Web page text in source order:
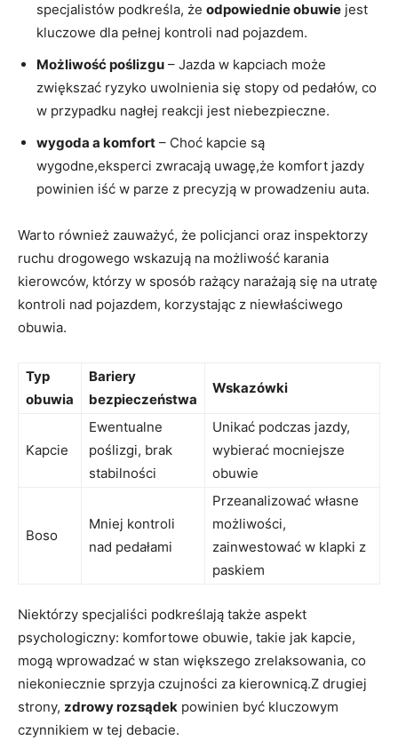
specjalistów podkreśla, że odpowiednie obuwie jest
kluczowe dla pełnej kontroli nad pojazdem.
Możliwość poślizgu – Jazda w kapciach może
zwiększać ryzyko uwolnienia się stopy od pedałów, co
w przypadku nagłej reakcji jest niebezpieczne.
wygoda a komfort – Choć kapcie są
wygodne,eksperci zwracają uwagę,że komfort jazdy
powinien iść w parze z precyzją w prowadzeniu auta.
Warto również zauważyć, że policjanci oraz inspektorzy
ruchu drogowego wskazują na możliwość karania
kierowców, którzy w sposób rażący narażają się na utratę
kontroli nad pojazdem, korzystając z niewłaściwego
obuwia.
Typ
obuwia
Bariery
bezpieczeństwa
Wskazówki
Kapcie
Ewentualne
poślizgi, brak
stabilności
Unikać podczas jazdy,
wybierać mocniejsze
obuwie
Boso
Mniej kontroli
nad pedałami
Przeanalizować własne
możliwości,
zainwestować w klapki z
paskiem
Niektórzy specjaliści podkreślają także aspekt
psychologiczny: komfortowe obuwie, takie jak kapcie,
mogą wprowadzać w stan większego zrelaksowania, co
niekoniecznie sprzyja czujności za kierownicą.Z drugiej
strony, zdrowy rozsądek powinien być kluczowym
czynnikiem w tej debacie.